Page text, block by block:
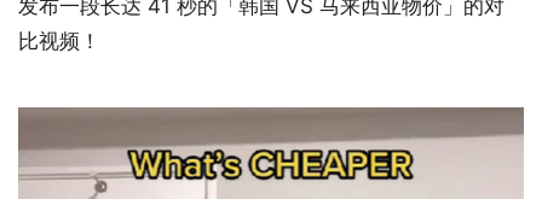
发布一段长达 41 秒的「韩国 VS 马来西亚物价」的对
比视频！